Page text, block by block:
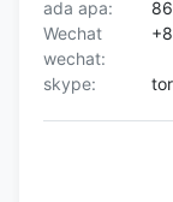
ada apa:
Wechat
wechat:
skype: